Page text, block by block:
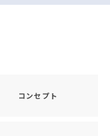
コンセプト